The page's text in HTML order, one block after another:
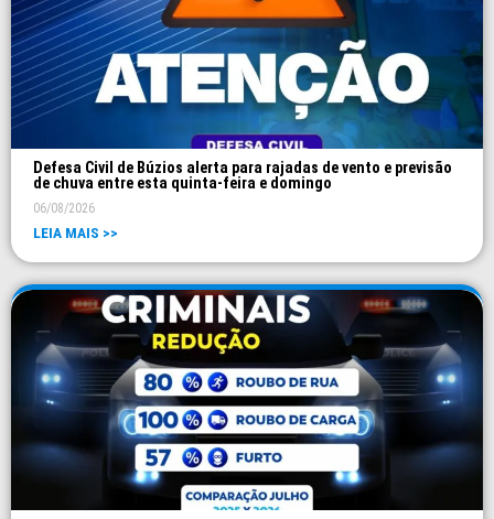
Defesa Civil de Búzios alerta para rajadas de vento e previsão
de chuva entre esta quinta-feira e domingo
06/08/2026
LEIA MAIS >>